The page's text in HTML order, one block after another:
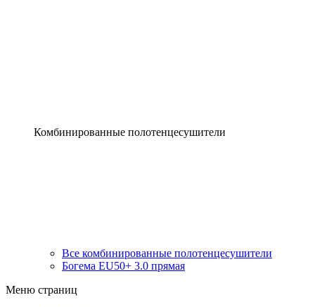
Комбинированные полотенцесушители
Все комбинированные полотенцесушители
Богема EU50+ 3.0 прямая
Меню страниц